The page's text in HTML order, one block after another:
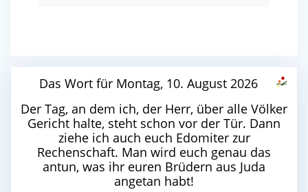
Das Wort für Montag, 10. August 2026
Der Tag, an dem ich, der Herr, über alle Völker
Gericht halte, steht schon vor der Tür. Dann
ziehe ich auch euch Edomiter zur
Rechenschaft. Man wird euch genau das
antun, was ihr euren Brüdern aus Juda
angetan habt!